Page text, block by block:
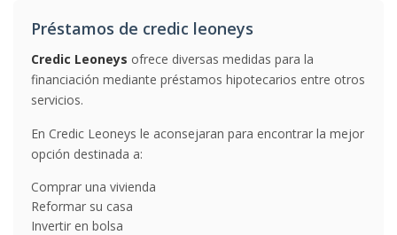
Préstamos de credic leoneys
Credic Leoneys ofrece diversas medidas para la
financiación mediante préstamos hipotecarios entre otros
servicios.
En Credic Leoneys le aconsejaran para encontrar la mejor
opción destinada a:
Comprar una vivienda
Reformar su casa
Invertir en bolsa